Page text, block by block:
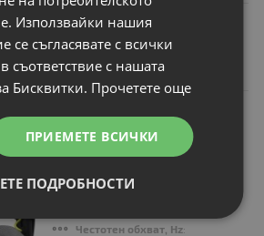
продукти
Слушалки Logitech
Astro A10
Тип : Overhead
: Настолни
Честотен обхват, Hz: 20 Hz - 20 kHz
Използвайки нашия
се съгласявате с всички
съответствие с нашата
Бисквитки. Прочетете още
ПРИЕМЕТЕ ВСИЧКИ
ПОДРОБНОСТИ